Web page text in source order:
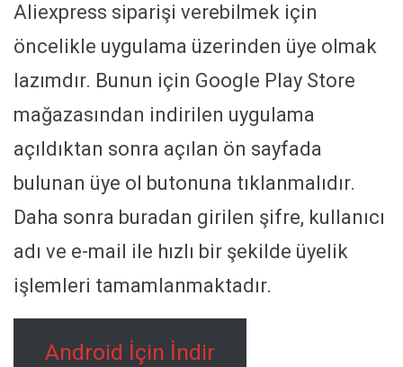
Aliexpress siparişi verebilmek için
öncelikle uygulama üzerinden üye olmak
lazımdır. Bunun için Google Play Store
mağazasından indirilen uygulama
açıldıktan sonra açılan ön sayfada
bulunan üye ol butonuna tıklanmalıdır.
Daha sonra buradan girilen şifre, kullanıcı
adı ve e-mail ile hızlı bir şekilde üyelik
işlemleri tamamlanmaktadır.
Android İçin İndir